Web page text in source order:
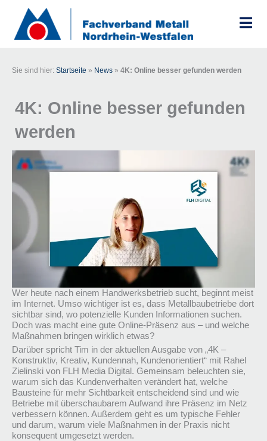
springen
Sie sind hier: Startseite » News » 4K: Online besser gefunden werden
4K: Online besser gefunden
werden
Wer heute nach einem Handwerksbetrieb sucht, beginnt meist
im Internet. Umso wichtiger ist es, dass Metallbaubetriebe dort
sichtbar sind, wo potenzielle Kunden Informationen suchen.
Doch was macht eine gute Online-Präsenz aus – und welche
Maßnahmen bringen wirklich etwas?
Darüber spricht Tim in der aktuellen Ausgabe von „4K –
Konstruktiv, Kreativ, Kundennah, Kundenorientiert“ mit Rahel
Zielinski von FLH Media Digital. Gemeinsam beleuchten sie,
warum sich das Kundenverhalten verändert hat, welche
Bausteine für mehr Sichtbarkeit entscheidend sind und wie
Betriebe mit überschaubarem Aufwand ihre Präsenz im Netz
verbessern können. Außerdem geht es um typische Fehler
und darum, warum viele Maßnahmen in der Praxis nicht
konsequent umgesetzt werden.